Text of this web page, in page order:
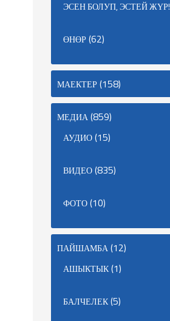
ЭСЕН БОЛУП, ЭСТЕЙ ЖҮР!
ӨНӨР(62)
МАЕКТЕР(158)
МЕДИА(859)
АУДИО(15)
ВИДЕО(835)
ФОТО(10)
ПАЙШАМБА(12)
АШЫКТЫК(1)
БАЛЧЕЛЕК(5)